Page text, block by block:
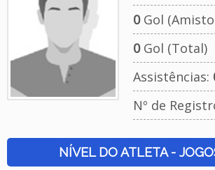
0Gol
0Gol (Total)
Assistências:
Nº de
NÍVEL DO ATLETA -